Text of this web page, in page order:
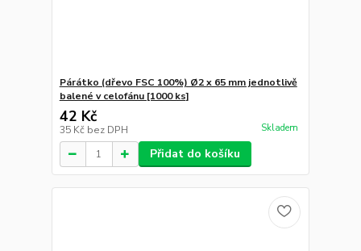
Párátko (dřevo FSC 100%) Ø2 x 65 mm jednotlivě
balené v celofánu [1000 ks]
42 Kč
35 Kč bez DPH Skladem
Přidat do košíku